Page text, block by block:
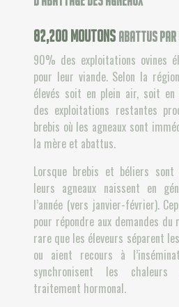
120,000 moutonsabattus par
90% des exploitations ovines
pour leur viande. Selon la
élevés soit en plein air, soit en
des exploitations restantes
brebis où les agneaux sont
la mère et abattus.
Lorsque brebis et béliers
leurs agneaux naissent en
l’année (vers janvier-février).
pour répondre aux demandes du
rare que les éleveurs séparent
ou aient recours à
synchronisent les
traitement hormonal.